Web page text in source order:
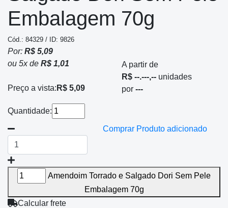
Embalagem 70g
Cód.: 84329 / ID: 9826
Por: R$ 5,09
ou 5xde R$ 1,01
Preço a vista: R$ 5,09
A partir de
R$ --.---,-- unidades
por ---
Quantidade:
Comprar Produto adicionado
Amendoim Torrado e Salgado Dori Sem Pele
Embalagem 70g
Calcular frete